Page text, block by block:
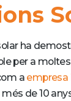
ha
per a
a empresa
de 10